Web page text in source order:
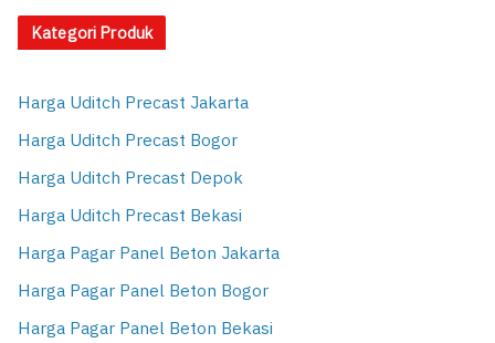
Kategori Produk
Harga Uditch Precast Jakarta
Harga Uditch Precast Bogor
Harga Uditch Precast Depok
Harga Uditch Precast Bekasi
Harga Pagar Panel Beton Jakarta
Harga Pagar Panel Beton Bogor
Harga Pagar Panel Beton Bekasi